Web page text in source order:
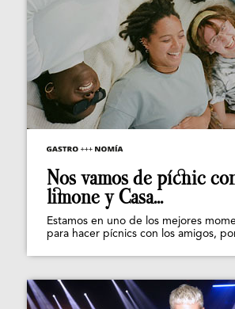
Nos vamos de pícnic
limone y Casa...
Estamos en uno de los mejores
para hacer pícnics con los amigos,